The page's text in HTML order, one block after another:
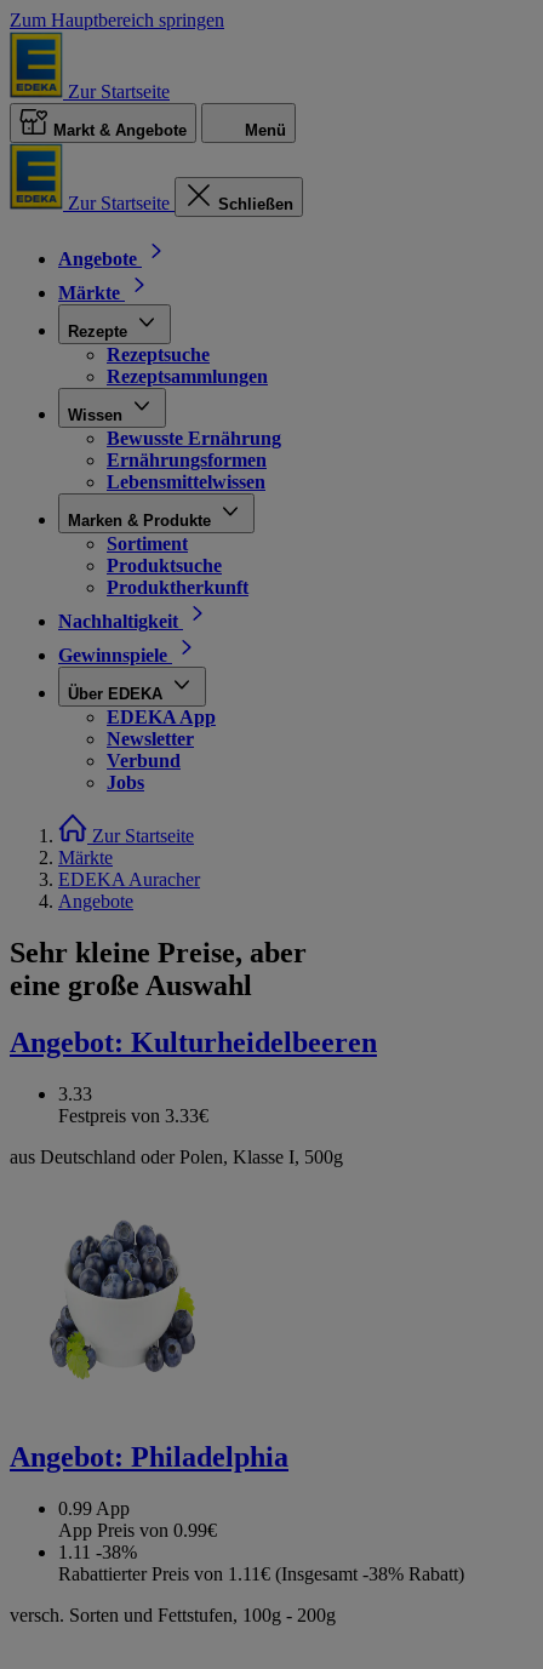
Zum Hauptbereich springen
Zur Startseite
Markt & Angebote Menü
Zur Startseite Schließen
Angebote
Märkte
Rezepte
Rezeptsuche
Rezeptsammlungen
Wissen
Bewusste Ernährung
Ernährungsformen
Lebensmittelwissen
Marken & Produkte
Sortiment
Produktsuche
Produktherkunft
Nachhaltigkeit
Gewinnspiele
Über EDEKA
EDEKA App
Newsletter
Verbund
Jobs
Zur Startseite
Märkte
EDEKA Auracher
Angebote
Sehr kleine Preise, aber
eine große Auswahl
Angebot: Kulturheidelbeeren
3.33
Festpreis von 3.33€
aus Deutschland oder Polen, Klasse I, 500g
Angebot: Philadelphia
0.99 App
App Preis von 0.99€
1.11 -38%
Rabattierter Preis von 1.11€ (Insgesamt -38% Rabatt)
versch. Sorten und Fettstufen, 100g - 200g